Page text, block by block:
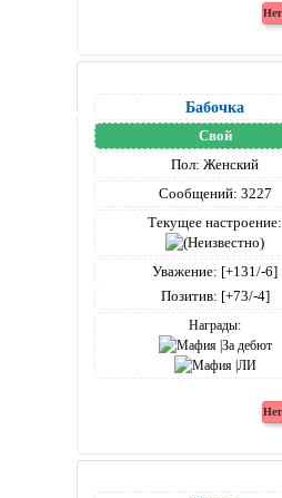
Бабочка
Свой
Пол: Женский
Сообщений: 3227
Текущее настроение:
Уважение: [+131/-6]
Позитив: [+73/-4]
Награды: